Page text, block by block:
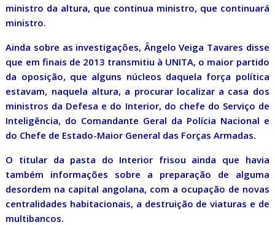
ministro da altura, que continua ministro, que continuará
ministro.
Ainda sobre as investigações, Ângelo Veiga Tavares disse
que em finais de 2013 transmitiu à UNITA, o maior partido
da oposição, que alguns núcleos daquela força política
estavam, naquela altura, a procurar localizar a casa dos
ministros da Defesa e do Interior, do chefe do Serviço de
Inteligência, do Comandante Geral da Polícia Nacional e
do Chefe de Estado-Maior General das Forças Armadas.
O titular da pasta do Interior frisou ainda que havia
também informações sobre a preparação de alguma
desordem na capital angolana, com a ocupação de novas
centralidades habitacionais, a destruição de viaturas e de
multibancos.